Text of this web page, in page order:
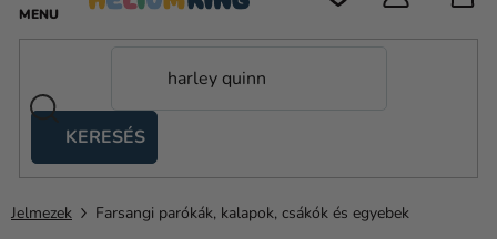
KERESÉS
sátrak
Kanekalon
Jelmezek Farsangi parókák, kalapok, csákók és egyebek